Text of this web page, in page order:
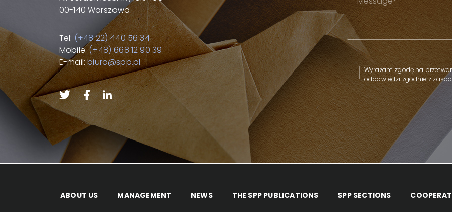
00-140 Warszawa
Tel: (+48 22) 440 56 34
Mobile:(+48) 668 12 90 39
E-mail:biuro@spp.pl Please leave this field empty.
Wyrażam zgodę na
odpowiedzi zgodnie z
ABOUT US MANAGEMENT NEWS THE SPP PUBLICATIONS SPP SECTIONS